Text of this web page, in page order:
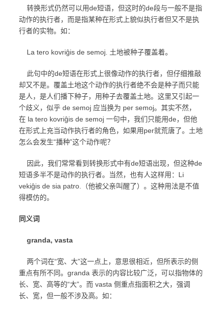
转换形式仍然可以用de短语，但这时的de段与一般不是指
动作的执行者，而是指某种在形式上貌似执行者但又不是执
行者的实物。如：
La tero kovriĝis de semoj. 土地被种子覆盖着。
此句中的de短语在形式上很像动作的执行者，但仔细推敲
却又不是。覆盖土地这个动作的执行者绝不会是种子而只能
是人，是人们播下种子，用种子去覆盖土地。这里又引起一
个歧义，似乎 de semoj 应当换为 per semoj。其实不然，
在 la tero kovriĝis de semoj 一句中，我们只能用de，但他
在形式上充当动作执行者的角色，如果用per就荒唐了。土地
怎么会发生“播种”这个动作呢？
因此，我们常常看到转换形式中有de短语出现，但这种de
短语多半不是动作的执行者。当然，也有人这样用：Li
vekiĝis de sia patro.（他被父亲叫醒了）。这种用法是不值
得模仿的。
同义词
granda, vasta
两个词在“宽、大”这一点上，意思很相近，但所表示的侧
重点有所不同。granda 表示的内容比较广泛，可以指物体的
长、宽、高等的“大”。而 vasta 侧重点指面积之大，强调
长、宽，但一般不涉及高。如：